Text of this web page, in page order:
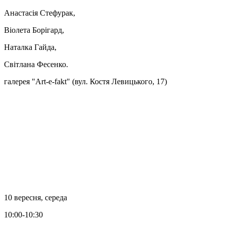
Анастасія Стефурак,
Віолета Борігард,
Наталка Гайда,
Світлана Фесенко.
галерея "Art-e-fakt" (вул. Костя Левицького, 17)
10 вересня, середа
10:00-10:30